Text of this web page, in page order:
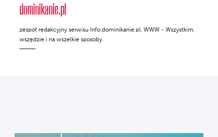
dominikanie.pl
zespół redakcyjny serwisu Info.dominikanie.pl. WWW - Wszystkim,
wszędzie i na wszelkie sposoby.